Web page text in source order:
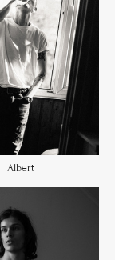
Albert